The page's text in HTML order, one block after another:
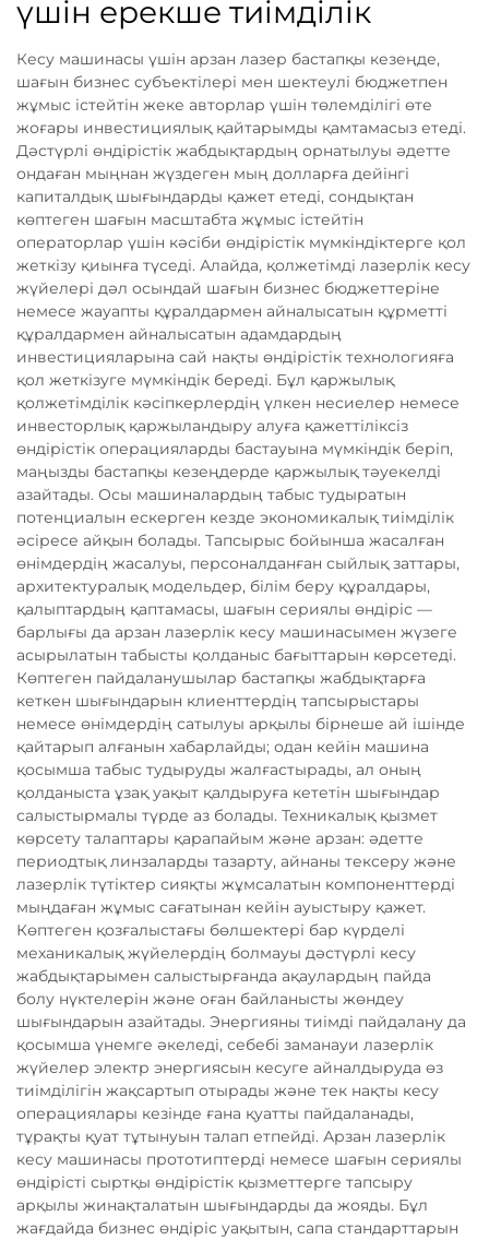
үшін ерекше тиімділік
Кесу машинасы үшін арзан лазер бастапқы кезеңде,
шағын бизнес субъектілері мен шектеулі бюджетпен
жұмыс істейтін жеке авторлар үшін төлемділігі өте
жоғары инвестициялық қайтарымды қамтамасыз етеді.
Дәстүрлі өндірістік жабдықтардың орнатылуы әдетте
ондаған мыңнан жүздеген мың долларға дейінгі
капиталдық шығындарды қажет етеді, сондықтан
көптеген шағын масштабта жұмыс істейтін
операторлар үшін кәсіби өндірістік мүмкіндіктерге қол
жеткізу қиынға түседі. Алайда, қолжетімді лазерлік кесу
жүйелері дәл осындай шағын бизнес бюджеттеріне
немесе жауапты құралдармен айналысатын құрметті
құралдармен айналысатын адамдардың
инвестицияларына сай нақты өндірістік технологияға
қол жеткізуге мүмкіндік береді. Бұл қаржылық
қолжетімділік кәсіпкерлердің үлкен несиелер немесе
инвесторлық қаржыландыру алуға қажеттіліксіз
өндірістік операцияларды бастауына мүмкіндік беріп,
маңызды бастапқы кезеңдерде қаржылық тәуекелді
азайтады. Осы машиналардың табыс тудыратын
потенциалын ескерген кезде экономикалық тиімділік
әсіресе айқын болады. Тапсырыс бойынша жасалған
өнімдердің жасалуы, персоналданған сыйлық заттары,
архитектуралық модельдер, білім беру құралдары,
қалыптардың қаптамасы, шағын сериялы өндіріс —
барлығы да арзан лазерлік кесу машинасымен жүзеге
асырылатын табысты қолданыс бағыттарын көрсетеді.
Көптеген пайдаланушылар бастапқы жабдықтарға
кеткен шығындарын клиенттердің тапсырыстары
немесе өнімдердің сатылуы арқылы бірнеше ай ішінде
қайтарып алғанын хабарлайды; одан кейін машина
қосымша табыс тудыруды жалғастырады, ал оның
қолданыста ұзақ уақыт қалдыруға кететін шығындар
салыстырмалы түрде аз болады. Техникалық қызмет
көрсету талаптары қарапайым және арзан: әдетте
периодтық линзаларды тазарту, айнаны тексеру және
лазерлік түтіктер сияқты жұмсалатын компоненттерді
мыңдаған жұмыс сағатынан кейін ауыстыру қажет.
Көптеген қозғалыстағы бөлшектері бар күрделі
механикалық жүйелердің болмауы дәстүрлі кесу
жабдықтарымен салыстырғанда ақаулардың пайда
болу нүктелерін және оған байланысты жөндеу
шығындарын азайтады. Энергияны тиімді пайдалану да
қосымша үнемге әкеледі, себебі заманауи лазерлік
жүйелер электр энергиясын кесуге айналдыруда өз
тиімділігін жақсартып отырады және тек нақты кесу
операциялары кезінде ғана қуатты пайдаланады,
тұрақты қуат тұтынуын талап етпейді. Арзан лазерлік
кесу машинасы прототиптерді немесе шағын сериялы
өндірісті сыртқы өндірістік қызметтерге тапсыру
арқылы жинақталатын шығындарды да жояды. Бұл
жағдайда бизнес өндіріс уақытын, сапа стандарттарын